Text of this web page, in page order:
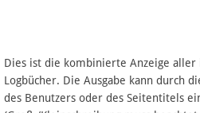
Artikel nach Kategorien
FAQ
Dies ist die kombinierte Anzeige
Logbücher. Die Ausgabe kann durch
des Benutzers oder des Seitentitels